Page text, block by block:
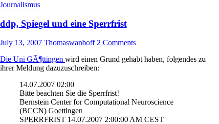
Journalismus
ddp, Spiegel und eine Sperrfrist
July 13, 2007 Thomaswanhoff 2 Comments
Die Uni GÃ¶ttingen wird einen Grund gehabt haben, folgendes zu
ihrer Meldung dazuzuschreiben:
14.07.2007 02:00
Bitte beachten Sie die Sperrfrist!
Bernstein Center for Computational Neuroscience
(BCCN) Goettingen
SPERRFRIST 14.07.2007 2:00:00 AM CEST